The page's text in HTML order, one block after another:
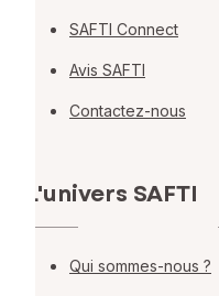
SAFTI Connect
Avis SAFTI
Contactez-nous
L'univers SAFTI
Qui sommes-nous ?